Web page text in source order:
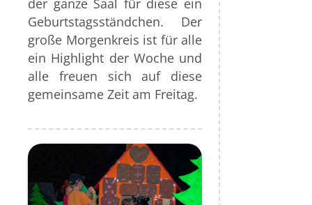
der ganze Saal für diese ein
Geburtstagsständchen. Der
große Morgenkreis ist für alle
ein Highlight der Woche und
alle freuen sich auf diese
gemeinsame Zeit am Freitag.